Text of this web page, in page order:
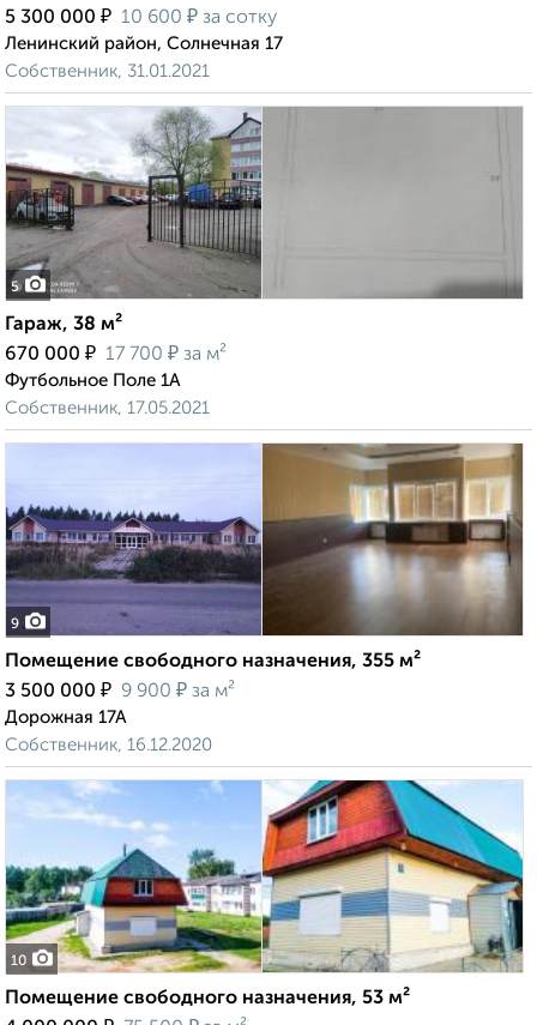
5 300 000 ₽ 10 600 ₽ за сотку
Ленинский район, Солнечная 17
Собственник, 31.01.2021
5
Гараж, 38 м²
670 000 ₽ 17 700 ₽ за м²
Футбольное Поле 1А
Собственник, 17.05.2021
9
Помещение свободного назначения, 355 м²
3 500 000 ₽ 9 900 ₽ за м²
Дорожная 17А
Собственник, 16.12.2020
10
Помещение свободного назначения, 53 м²